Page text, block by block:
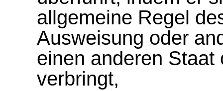
allgemeine Regel
Ausweisung oder
einen anderen
verbringt,